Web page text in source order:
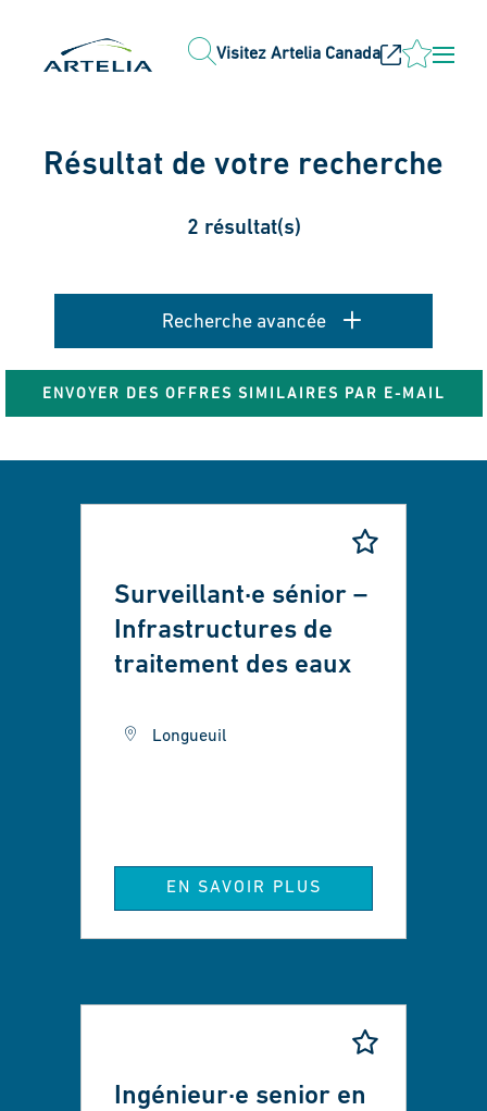
Visitez Artelia Canada
Résultat de votre recherche
2 résultat(s)
Recherche avancée
ENVOYER DES OFFRES SIMILAIRES PAR E-MAIL
Surveillant·e sénior –
Infrastructures de
traitement des eaux
Longueuil
EN SAVOIR PLUS
Ingénieur·e senior en